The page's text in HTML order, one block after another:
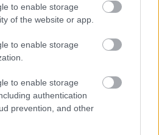
to enable storage
of the website or app.
to enable storage
to enable storage
authentication
prevention, and other
Astro Bot
Horizon: Forbidden West
Complete Edition